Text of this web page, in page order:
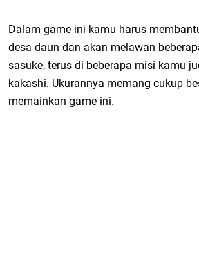
Dalam game ini kamu harus
desa daun dan akan melawan
sasuke, terus di beberapa misi kamu
kakashi. Ukurannya memang cukup
memainkan game ini.